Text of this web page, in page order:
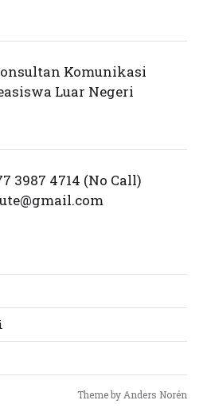
Komunikasi
Luar Negeri
3987 4714 (No Call)
Theme by Anders Norén